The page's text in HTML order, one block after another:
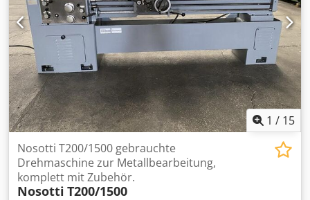
1 / 15
Nosotti T200/1500 gebrauchte
Drehmaschine zur Metallbearbeitung,
komplett mit Zubehör.
Nosotti T200/1500